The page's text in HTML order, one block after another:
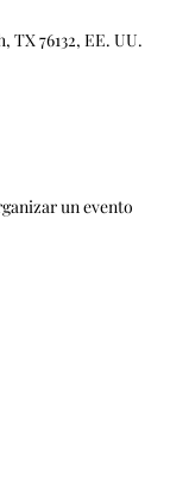
76132, EE. UU.
un evento